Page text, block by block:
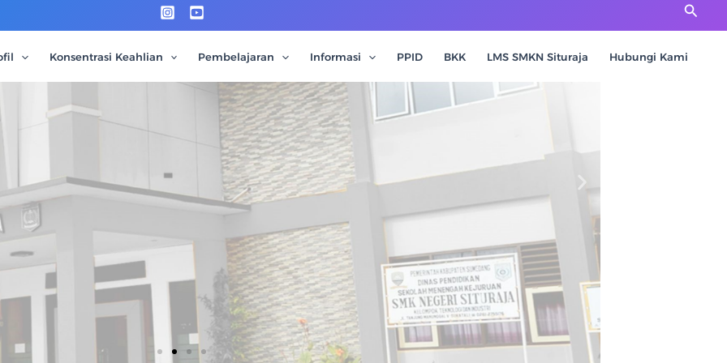
Cari
Konsentrasi Keahlian Pembelajaran Informasi PPID BKK LMS SMKN Situraja Hubungi Kami